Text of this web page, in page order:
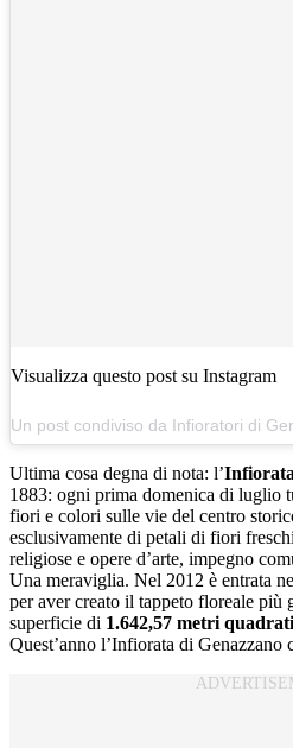
Visualizza questo post su Instagram
Ultima cosa degna di nota: l’
1883: ogni prima domenica di luglio
fiori e colori sulle vie del centro
esclusivamente di petali di fiori
religiose e opere d’arte, impegno
Una meraviglia. Nel 2012 è entrata
per aver creato il tappeto floreale più
superficie di 1.642,57 metri quadrati
Quest’anno l’Infiorata di